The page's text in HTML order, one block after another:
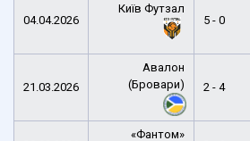
04.04.2026
Київ Футзал
5 - 0
21.03.2026
Авалон
(Бровари)
2 - 4
«Фантом»